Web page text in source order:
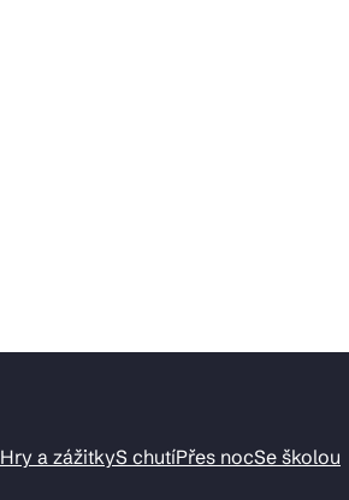
Hry a zážitkyS chutíPřes nocSe školou